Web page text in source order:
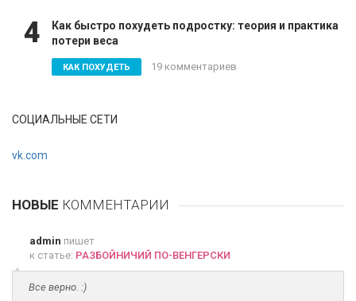
4
Как быстро похудеть подростку: теория и практика
потери веса
КАК ПОХУДЕТЬ 19 комментариев
СОЦИАЛЬНЫЕ СЕТИ
vk.com
НОВЫЕ КОММЕНТАРИИ
admin пишет
к статье: РАЗБОЙНИЧИЙ ПО-ВЕНГЕРСКИ
Все верно. :)